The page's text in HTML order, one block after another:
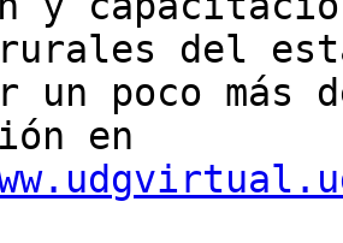
del
un poco más